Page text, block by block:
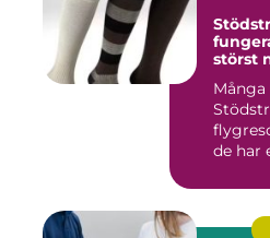
störst
de har